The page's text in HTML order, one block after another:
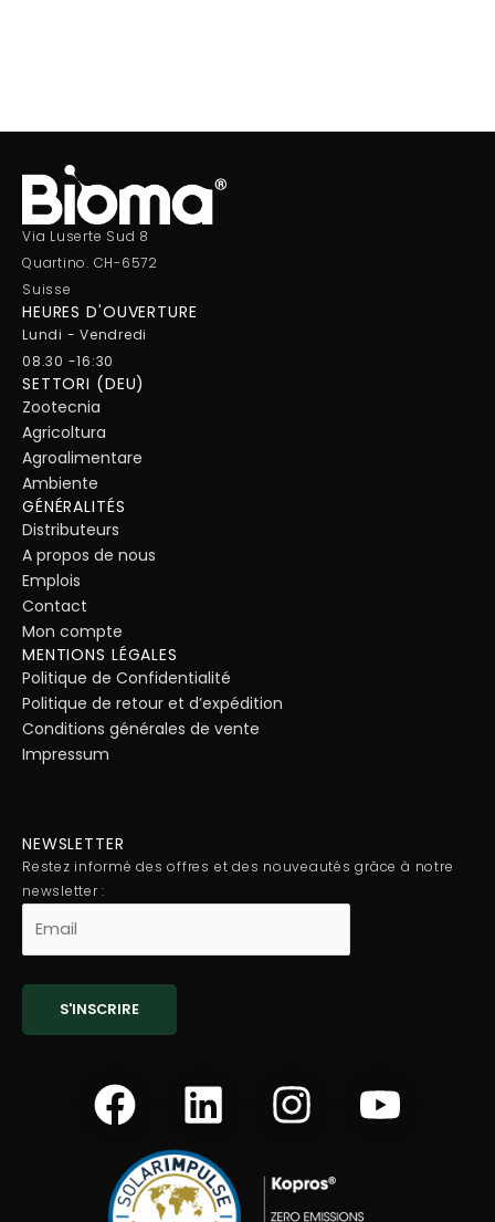
Via Luserte Sud 8
Quartino. CH-6572
Suisse
HEURES D'OUVERTURE
Lundi - Vendredi
08.30 -16:30
SETTORI (DEU)
Zootecnia
Agricoltura
Agroalimentare
Ambiente
GÉNÉRALITÉS
Distributeurs
A propos de nous
Emplois
Contact
Mon compte
MENTIONS LÉGALES
Politique de Confidentialité
Politique de retour et d’expédition
Conditions générales de vente
Impressum
NEWSLETTER
Restez informé des offres et des nouveautés grâce à notre
newsletter :
F
a
c
e
L
i
n
k
I
n
s
t
Y
o